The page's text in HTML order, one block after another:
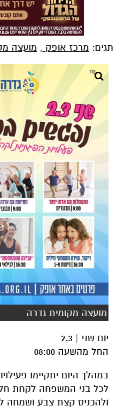
תגים: מרכז אופק , מועצה
מועצה מקומית גדרה
יום שני | 2.3
החל מהשעה 08:00
במהלך היום יתקיימו
לכל בני המשפחה לקחת
ולהכניס קצת צבע ושמחה